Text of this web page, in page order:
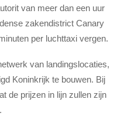
van meer dan een uur
zakendistrict Canary
per luchttaxi vergen.
van landingslocaties,
Koninkrijk te bouwen. Bij
de prijzen in lijn zullen zijn